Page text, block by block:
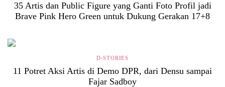
35 Artis dan Public Figure yang Ganti Foto Profil jadi
Brave Pink Hero Green untuk Dukung Gerakan 17+8
D-STORIES
11 Potret Aksi Artis di Demo DPR, dari Densu sampai
Fajar Sadboy